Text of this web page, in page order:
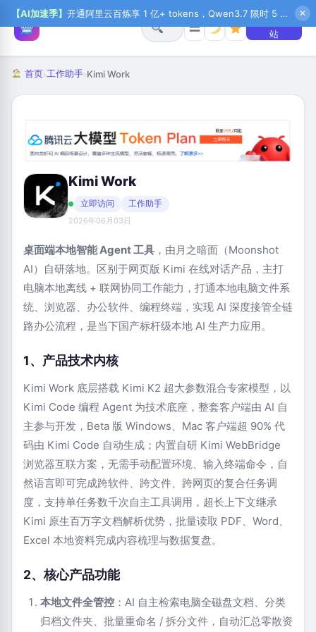
【AI加速季】 开通阿里云百炼享 1 亿+ tokens，Qwen3.7 限时 5 折起，秒悟新注送 1 万积分，加入 OPC 赢百万助力金，QoderWork CN 首月 0 元 ✕
☰
+ 提交网
站
首页›工作助手›Kimi Work
Kimi Work
立即访问 工作助手
2026年06月03日
桌面端本地智能 Agent 工具 ，由月之暗面（Moonshot
AI）自研落地。区别于网页版 Kimi 在线对话产品，主打
电脑本地离线 + 联网协同工作能力，打通本地电脑文件系
统、浏览器、办公软件、编程终端，实现 AI 深度接管全链
路办公流程，是当下国产标杆级本地 AI 生产力应用。
1、产品技术内核
Kimi Work 底层搭载 Kimi K2 超大参数混合专家模型，以
Kimi Code 编程 Agent 为技术底座，整套客户端由 AI 自
主参与开发，Beta 版 Windows、Mac 客户端超 90% 代
码由 Kimi Code 自动生成；内置自研 Kimi WebBridge
浏览器互联方案，无需手动配置环境、输入终端命令，自
然语言即可完成跨软件、跨文件、跨网页的复合任务调
度，支持单任务数千次自主工具调用，超长上下文继承
Kimi 原生百万字文档解析优势，批量读取 PDF、Word、
Excel 本地资料完成内容梳理与数据复盘。
2、核心产品功能
本地文件全管控 ：AI 自主检索电脑全磁盘文档、分类
归档文件夹、批量重命名 / 拆分文件，自动汇总零散资